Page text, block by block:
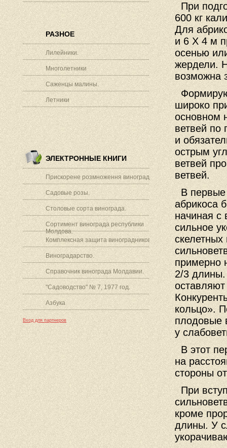
РАЗНОЕ
Лилейники.
Многолетники
Саженцы малины.
Летники
ЭЛЕКТРОННЫЕ КНИГИ
Прискорене розмноження винограду.
Садовые розы.
Столовые сорта винограда.
Сортимент винограда республики
Молдова.
Комплексная защита виноградников.
Виноградарство.
Справочник винограда Молдавии.
"Садоводство" № 7, 1977 год.
Азбука
Вход для партнеров
При
600 кг
Для
и 6 X 4 м
осенью
жердели.
возможна
широко
основном
ветвей по
и
острым
ветвей
ветвей.
В первые
абрикоса
начиная с
сильное
примерно
2/3 длины.
кольцо».
плодовые
у
В этот
на
стороны
При
кроме
длины. У